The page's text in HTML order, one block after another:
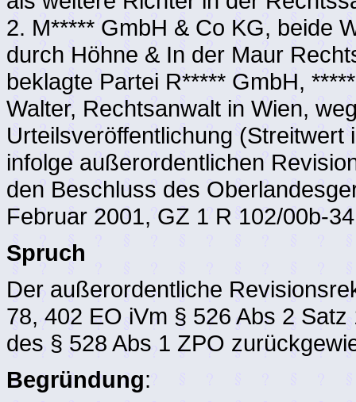
2. M***** GmbH & Co KG, beide
durch Höhne & In der Maur
beklagte Partei R***** GmbH,
Walter, Rechtsanwalt in Wien,
Urteilsveröffentlichung
infolge außerordentlichen
den Beschluss des
Februar 2001, GZ 1 R 102/00b-
Spruch
Der außerordentliche
78, 402 EO iVm § 526 Abs 2
des § 528 Abs 1 ZPO
Begründung: